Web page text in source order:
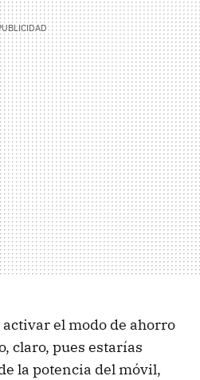
el modo de ahorro
claro, pues estarías
la potencia del móvil,